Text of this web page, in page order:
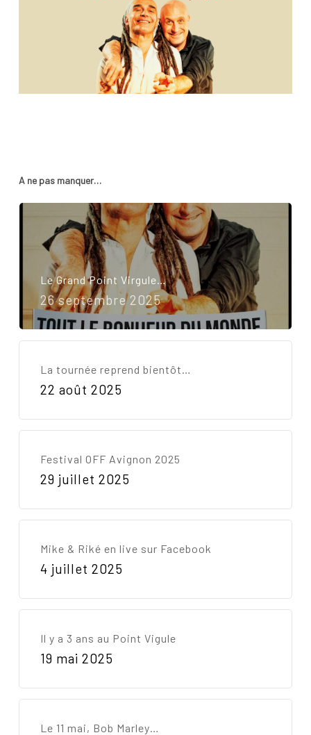
Votre panier est vide.
Go To Shop
A ne pas manquer…
Le Grand Point Virgule…
26 septembre 2025
La tournée reprend bientôt…
22 août 2025
Festival OFF Avignon 2025
29 juillet 2025
Mike & Riké en live sur Facebook
4 juillet 2025
Il y a 3 ans au Point Vigule
19 mai 2025
Le 11 mai, Bob Marley…